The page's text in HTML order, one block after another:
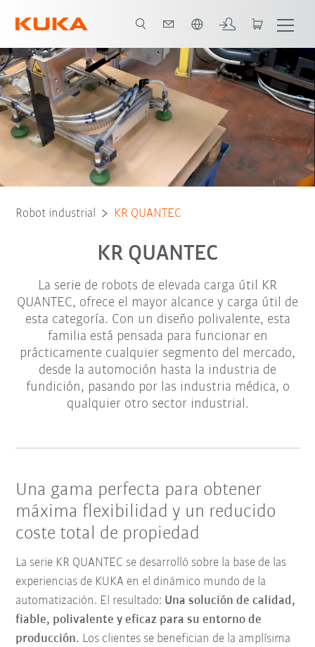
Variante Foundry Tipo de robot Aplicaciones Descarga
Robot industrial KR QUANTEC
KR QUANTEC
La serie de robots de elevada carga útil KR
QUANTEC, ofrece el mayor alcance y carga útil de
esta categoría. Con un diseño polivalente, esta
familia está pensada para funcionar en
prácticamente cualquier segmento del mercado,
desde la automoción hasta la industria de
fundición, pasando por las industria médica, o
qualquier otro sector industrial.
Una gama perfecta para obtener
máxima flexibilidad y un reducido
coste total de propiedad
La serie KR QUANTEC se desarrolló sobre la base de las
experiencias de KUKA en el dinámico mundo de la
automatización. El resultado: Una solución de calidad,
fiable, polivalente y eficaz para su entorno de
producción. Los clientes se benefician de la amplísima